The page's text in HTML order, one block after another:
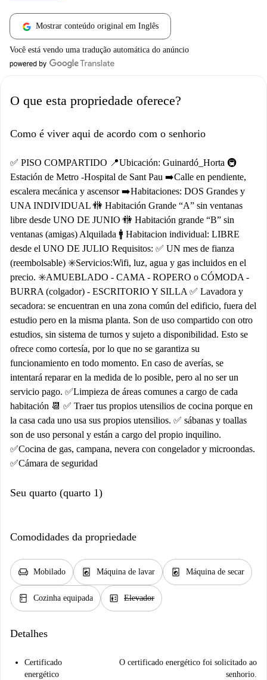
Mostrar conteúdo original em Inglês
Você está vendo uma tradução automática do anúncio
O que esta propriedade oferece?
Como é viver aqui de acordo com o senhorio
✅ PISO COMPARTIDO 📍Ubicación: Guinardó_Horta 🚇
Estación de Metro -Hospital de Sant Pau ➡️Calle en pendiente,
escalera mecánica y ascensor ➡️Habitaciones: DOS Grandes y
UNA INDIVIDUAL 🚻 Habitación Grande “A” sin ventanas
libre desde UNO DE JUNIO 🚻 Habitación grande “B” sin
ventanas (amigas) Alquilada 🚹 Habitacion individual: LIBRE
desde el UNO DE JULIO Requisitos: ✅ UN mes de fianza
(reembolsable) ✳️Servicios:Wifi, luz, agua y gas incluidos en el
precio. ✳️AMUEBLADO - CAMA - ROPERO o CÓMODA -
BURRA (colgador) - ESCRITORIO Y SILLA ✅ Lavadora y
secadora: se encuentran en una zona común del edificio, fuera del
estudio pero en la misma planta. Son de uso compartido con otro
estudios, sin sistema de turnos y sujeto a disponibilidad. Esto se
ofrece como cortesía, por lo que no se garantiza su
funcionamiento en todo momento. En caso de averías, se
intentará reparar en la medida de lo posible, pero al no ser un
servicio pago. ✅Limpieza de áreas comunes a cargo de cada
habitación 📆 ✅ Traer tus propios utensilios de cocina porque en
la casa cada uno usa sus propios utensilios. ✅ sábanas y toallas
son de uso personal y están a cargo del propio inquilino.
✅Cocina de gas, campana, nevera con congelador y microondas.
✅Cámara de seguridad
Seu quarto (quarto 1)
Comodidades da propriedade
chair Mobilado local_laundry_service Máquina de lavar local_laundry_service Máquina de secar
kitchen Cozinha equipada elevator Elevador
Detalhes
Certificado
energético
O certificado energético foi solicitado ao
senhorio.